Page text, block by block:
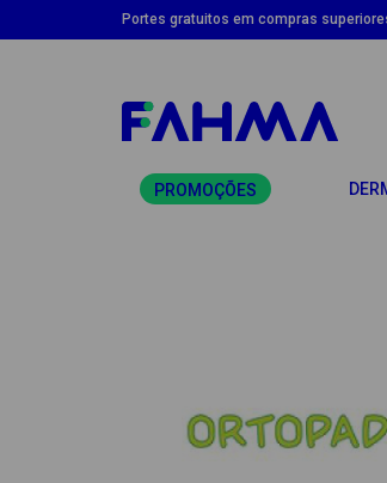
Portes gratuitos em compras
PROMOÇÕES